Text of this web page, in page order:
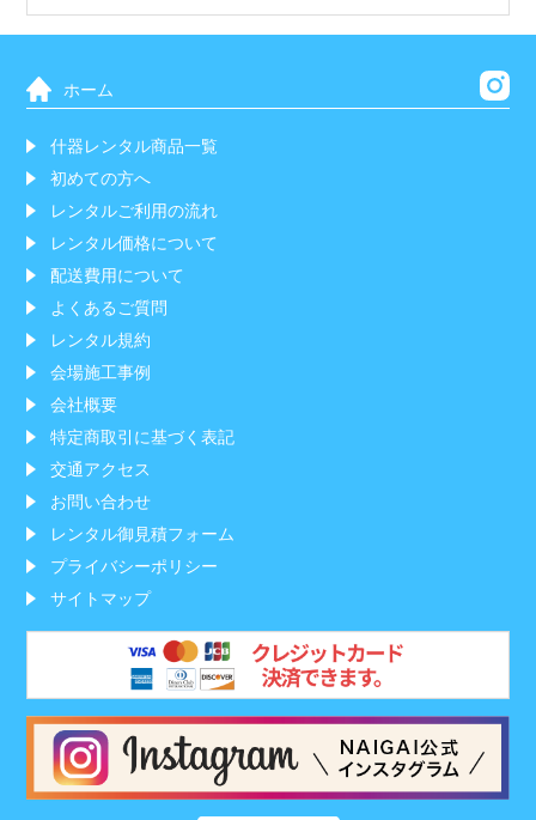
ホーム
什器レンタル商品一覧
初めての方へ
レンタルご利用の流れ
レンタル価格について
配送費用について
よくあるご質問
レンタル規約
会場施工事例
会社概要
特定商取引に基づく表記
交通アクセス
お問い合わせ
レンタル御見積フォーム
プライバシーポリシー
サイトマップ